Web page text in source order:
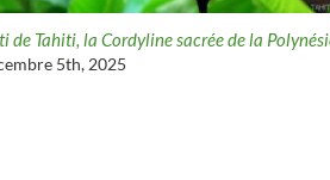
Tahiti, entre légendes, beauté et médecine